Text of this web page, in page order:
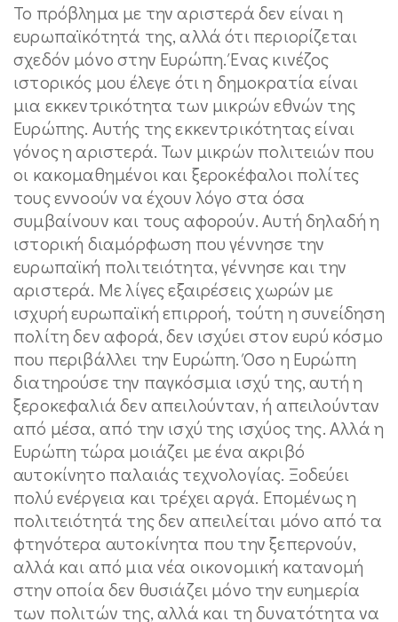
Το πρόβλημα με την αριστερά δεν είναι η
ευρωπαϊκότητά της, αλλά ότι περιορίζεται
σχεδόν μόνο στην Ευρώπη. Ένας κινέζος
ιστορικός μου έλεγε ότι η δημοκρατία είναι
μια εκκεντρικότητα των μικρών εθνών της
Ευρώπης. Αυτής της εκκεντρικότητας είναι
γόνος η αριστερά. Των μικρών πολιτειών που
οι κακομαθημένοι και ξεροκέφαλοι πολίτες
τους εννοούν να έχουν λόγο στα όσα
συμβαίνουν και τους αφορούν. Αυτή δηλαδή η
ιστορική διαμόρφωση που γέννησε την
ευρωπαϊκή πολιτειότητα, γέννησε και την
αριστερά. Με λίγες εξαιρέσεις χωρών με
ισχυρή ευρωπαϊκή επιρροή, τούτη η συνείδηση
πολίτη δεν αφορά, δεν ισχύει στον ευρύ κόσμο
που περιβάλλει την Ευρώπη. Όσο η Ευρώπη
διατηρούσε την παγκόσμια ισχύ της, αυτή η
ξεροκεφαλιά δεν απειλούνταν, ή απειλούνταν
από μέσα, από την ισχύ της ισχύος της. Αλλά η
Ευρώπη τώρα μοιάζει με ένα ακριβό
αυτοκίνητο παλαιάς τεχνολογίας. Ξοδεύει
πολύ ενέργεια και τρέχει αργά. Επομένως η
πολιτειότητά της δεν απειλείται μόνο από τα
φτηνότερα αυτοκίνητα που την ξεπερνούν,
αλλά και από μια νέα οικονομική κατανομή
στην οποία δεν θυσιάζει μόνο την ευημερία
των πολιτών της, αλλά και τη δυνατότητα να